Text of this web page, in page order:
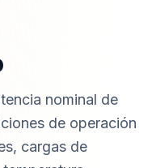
nominal de
de operación
cargas de